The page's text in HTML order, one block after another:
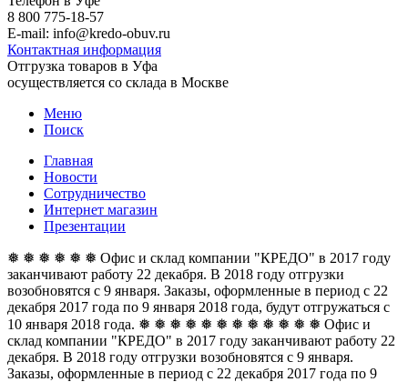
8 800 775-18-57
E-mail: info@kredo-obuv.ru
Контактная информация
Отгрузка товаров в Уфа
осуществляется со склада в Москве
Меню
Поиск
Главная
Новости
Сотрудничество
Интернет магазин
Презентации
❅ ❅ ❅ ❅ ❅ ❅ Офис и склад компании "КРЕДО" в 2017 году
заканчивают работу 22 декабря. В 2018 году отгрузки
возобновятся с 9 января. Заказы, оформленные в период с 22
декабря 2017 года по 9 января 2018 года, будут отгружаться с
10 января 2018 года. ❅ ❅ ❅ ❅ ❅ ❅ ❅ ❅ ❅ ❅ ❅ ❅ Офис и
склад компании "КРЕДО" в 2017 году заканчивают работу 22
декабря. В 2018 году отгрузки возобновятся с 9 января.
Заказы, оформленные в период с 22 декабря 2017 года по 9